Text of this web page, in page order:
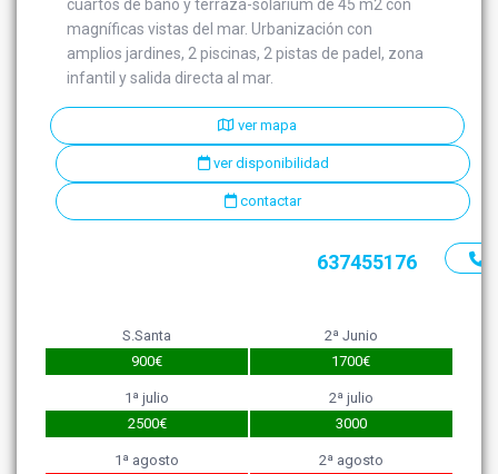
cuartos de baño y terraza-solarium de 45 m2 con
magníficas vistas del mar. Urbanización con
amplios jardines, 2 piscinas, 2 pistas de padel, zona
infantil y salida directa al mar.
ver mapa
ver disponibilidad
contactar
637455176
S.Santa
900€
2ª Junio
1700€
1ª julio
2500€
2ª julio
3000
1ª agosto
2ª agosto